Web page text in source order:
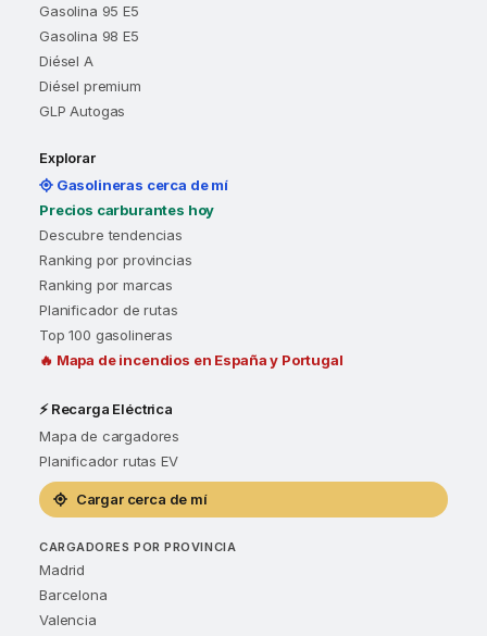
Gasolina 95 E5
Gasolina 98 E5
Diésel A
Diésel premium
GLP Autogas
Explorar
Gasolineras cerca de mí
Precios carburantes hoy
Descubre tendencias
Ranking por provincias
Ranking por marcas
Planificador de rutas
Top 100 gasolineras
🔥 Mapa de incendios en España y Portugal
⚡ Recarga Eléctrica
Mapa de cargadores
Planificador rutas EV
Cargar cerca de mí
CARGADORES POR PROVINCIA
Madrid
Barcelona
Valencia